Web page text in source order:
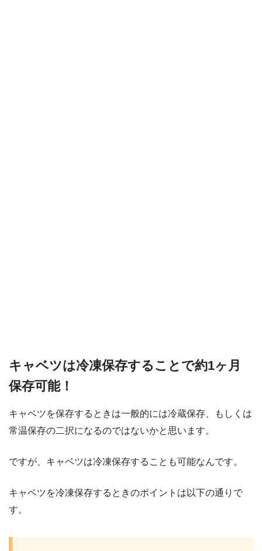
キャベツは冷凍保存することで約1ヶ月
保存可能！
キャベツを保存するときは一般的には冷蔵保存、もしくは
常温保存の二択になるのではないかと思います。
ですが、キャベツは冷凍保存することも可能なんです。
キャベツを冷凍保存するときのポイントは以下の通りで
す。